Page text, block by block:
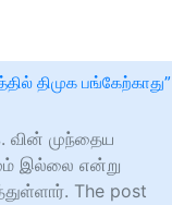
திமுக பங்கேற்காது”
வின் முந்தைய
இல்லை என்று
The post